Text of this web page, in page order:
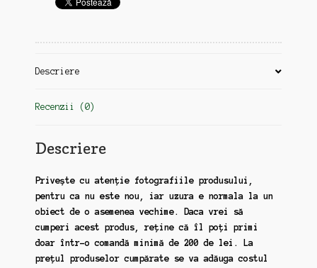
Descriere
Recenzii (0)
Descriere
Privește cu atenție fotografiile produsului,
pentru ca nu este nou, iar uzura e normala la un
obiect de o asemenea vechime. Daca vrei să
cumperi acest produs, reține că îl poți primi
doar într-o comandă minimă de 200 de lei. La
prețul produselor cumpărate se va adăuga costul